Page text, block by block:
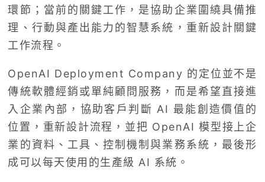
環節；當前的關鍵工作，是協助企業圍繞具備推
理、行動與產出能力的智慧系統，重新設計關鍵
工作流程。
OpenAI Deployment Company 的定位並不是
傳統軟體經銷或單純顧問服務，而是希望直接進
入企業內部，協助客戶判斷 AI 最能創造價值的
位置，重新設計流程，並把 OpenAI 模型接上企
業的資料、工具、控制機制與業務系統，最後形
成可以每天使用的生產級 AI 系統。